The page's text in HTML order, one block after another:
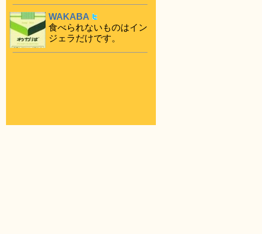
WAKABA
食べられないものはイン
ジェラだけです。